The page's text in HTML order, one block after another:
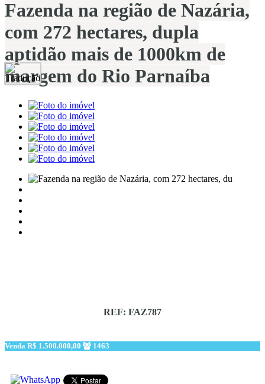
Fazenda na região de Nazária,
com 272 hectares, dupla
aptidão mais de 1000km de
margem do Rio Parnaíba
REF: FAZ787
Venda R$ 1.500.000,00 1463